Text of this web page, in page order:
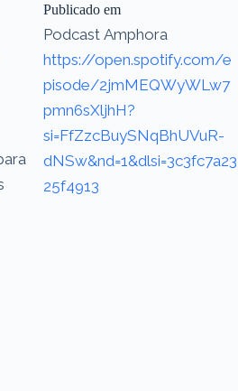
Publicado em
Podcast Amphora
https://open.spotify.com/e
pisode/2jmMEQWyWLw7
pmn6sXljhH?
si=FfZzcBuySNqBhUVuR-
dNSw&nd=1&dlsi=3c3fc7a23
25f4913